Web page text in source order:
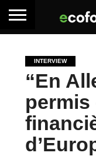
INTERVIEW
“En
permis